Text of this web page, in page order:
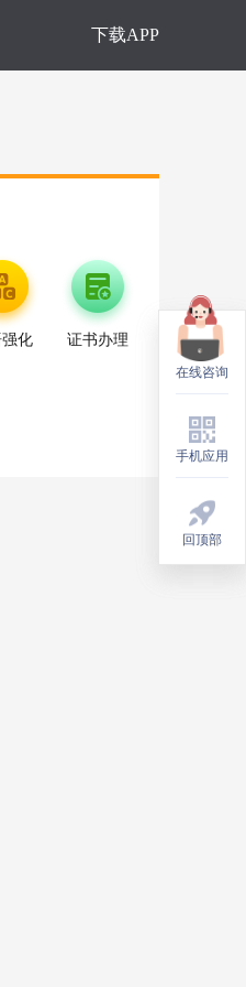
下载APP
化 证书办理
在线咨询
手机应用
回顶部
在线咨询
手机应用
回顶部